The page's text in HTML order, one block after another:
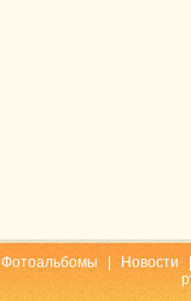
Фотоальбомы Новости